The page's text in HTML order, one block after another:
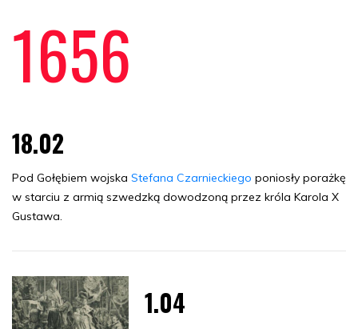
1656
18.02
Pod Gołębiem wojska Stefana Czarnieckiego poniosły porażkę
w starciu z armią szwedzką dowodzoną przez króla Karola X
Gustawa.
1.04